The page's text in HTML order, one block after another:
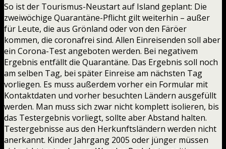
So ist der Tourismus-Neustart auf Island geplant: Die
zweiwöchige Quarantäne-Pflicht gilt weiterhin – außer
für Leute, die aus Grönland oder von den Färöer
kommen, die coronafrei sind. Allen Einreisenden soll aber
ein Corona-Test angeboten werden. Bei negativem
Ergebnis entfällt die Quarantäne. Das Ergebnis soll noch
am selben Tag, bei später Einreise am nächsten Tag
vorliegen. Es muss außerdem vorher ein Formular mit
Kontaktdaten und vorher besuchten Ländern ausgefüllt
werden. Man muss sich zwar nicht komplett isolieren, bis
das Testergebnis vorliegt, sollte aber Abstand halten.
Testergebnisse aus den Herkunftsländern werden nicht
anerkannt. Kinder Jahrgang 2005 oder jünger müssen